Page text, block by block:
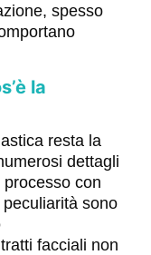
spesso
la
resta la
dettagli
processo con
sono
facciali non